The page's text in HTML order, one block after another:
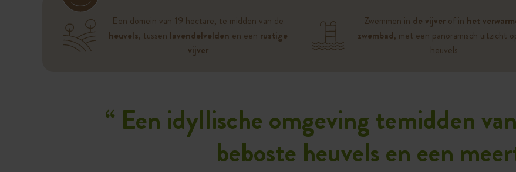
Een domein van 19 hectare, te midden van de
heuvels, tussen lavendelvelden en een rustige
vijver
Zwemmen in de vijverof in het
zwembad, met een panoramisch uitzicht
heuvels
“ Een idyllische omgeving temidden
beboste heuvels en een